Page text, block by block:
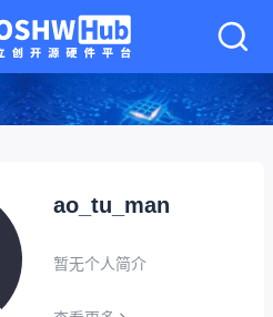
ao_tu_man
暂无个人简介